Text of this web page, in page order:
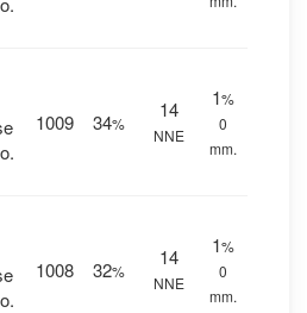
1009 34%
14
NNE
1%
0
mm.
1008 32%
14
NNE
1%
0
mm.